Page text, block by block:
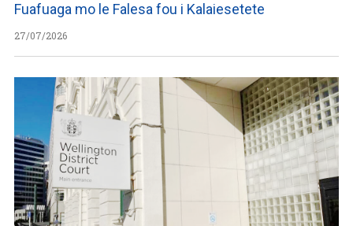
Fuafuaga mo le Falesa fou i Kalaiesetete
27/07/2026